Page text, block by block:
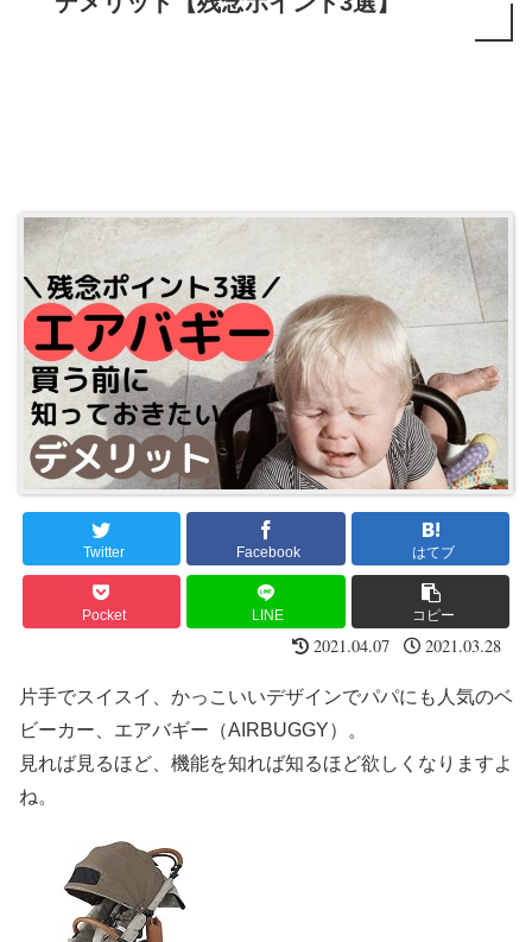
Twitter Facebook はてブ
Pocket LINE コピー
2021.04.07 2021.03.28
片手でスイスイ、かっこいいデザインでパパにも人気のベ
ビーカー、エアバギー（AIRBUGGY）。
見れば見るほど、機能を知れば知るほど欲しくなりますよ
ね。